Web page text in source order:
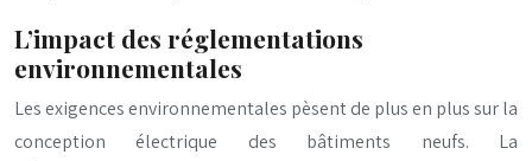
L’impact des réglementations
environnementales
Les exigences environnementales pèsent de plus en plus sur la
conception électrique des bâtiments neufs. La